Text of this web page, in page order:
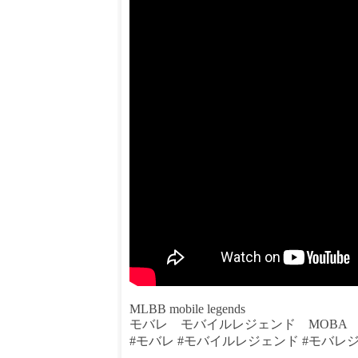
MLBB mobile legends
モバレ モバイルレジェンド MOBA
#モバレ #モバイルレジェンド #モバレ